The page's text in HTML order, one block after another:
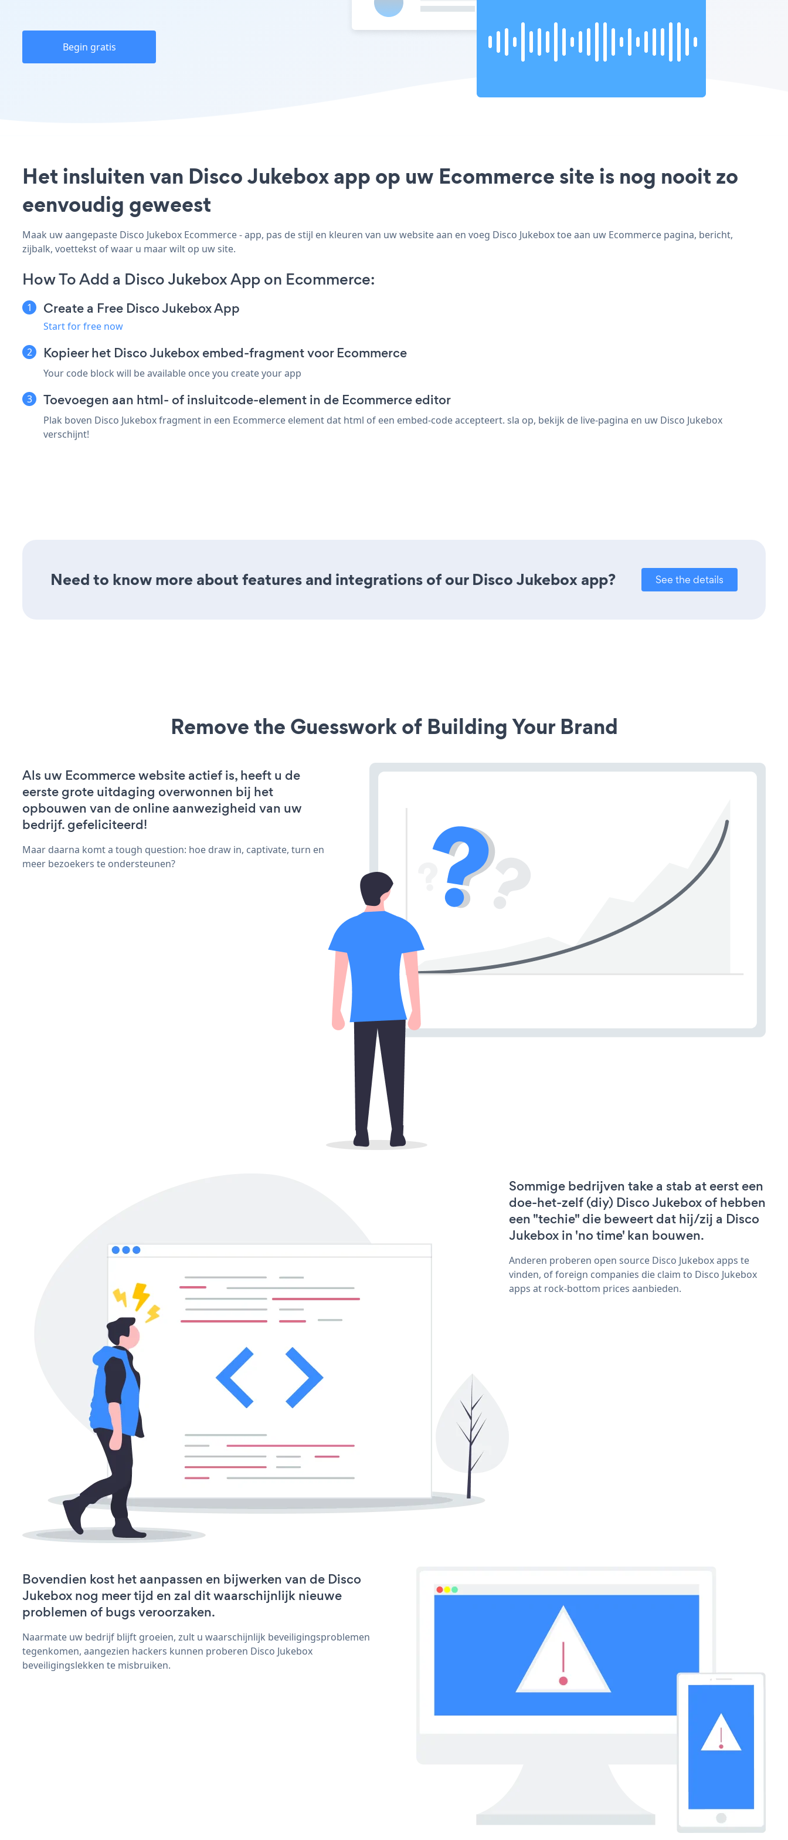
Begin gratis
Het insluiten van Disco Jukebox app op uw Ecommerce site is nog nooit zo
eenvoudig geweest
Maak uw aangepaste Disco Jukebox Ecommerce - app, pas de stijl en kleuren van uw website aan en voeg Disco Jukebox toe aan uw Ecommerce pagina, bericht,
zijbalk, voettekst of waar u maar wilt op uw site.
How To Add a Disco Jukebox App on Ecommerce:
Create a Free Disco Jukebox App
Start for free now
Kopieer het Disco Jukebox embed-fragment voor Ecommerce
Your code block will be available once you create your app
Toevoegen aan html- of insluitcode-element in de Ecommerce editor
Plak boven Disco Jukebox fragment in een Ecommerce element dat html of een embed-code accepteert. sla op, bekijk de live-pagina en uw Disco Jukebox
verschijnt!
Need to know more about features and integrations of our Disco Jukebox app? See the details
Remove the Guesswork of Building Your Brand
Als uw Ecommerce website actief is, heeft u de
eerste grote uitdaging overwonnen bij het
opbouwen van de online aanwezigheid van uw
bedrijf. gefeliciteerd!
Maar daarna komt a tough question: hoe draw in, captivate, turn en
meer bezoekers te ondersteunen?
Sommige bedrijven take a stab at eerst een
doe-het-zelf (diy) Disco Jukebox of hebben
een "techie" die beweert dat hij/zij a Disco
Jukebox in 'no time' kan bouwen.
Anderen proberen open source Disco Jukebox apps te
vinden, of foreign companies die claim to Disco Jukebox
apps at rock-bottom prices aanbieden.
Bovendien kost het aanpassen en bijwerken van de Disco
Jukebox nog meer tijd en zal dit waarschijnlijk nieuwe
problemen of bugs veroorzaken.
Naarmate uw bedrijf blijft groeien, zult u waarschijnlijk beveiligingsproblemen
tegenkomen, aangezien hackers kunnen proberen Disco Jukebox
beveiligingslekken te misbruiken.